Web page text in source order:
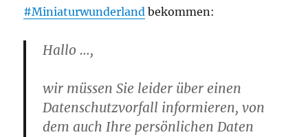
#Miniaturwunderland bekommen:
Hallo …,
wir müssen Sie leider über einen
Datenschutzvorfall informieren, von
dem auch Ihre persönlichen Daten